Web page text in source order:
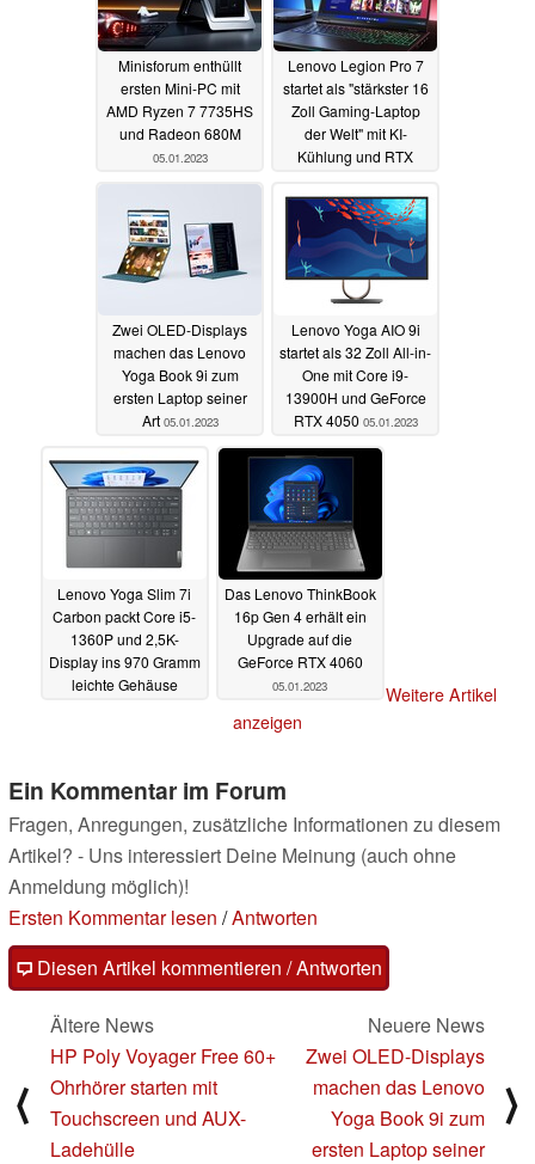
Minisforum enthüllt
ersten Mini-PC mit
AMD Ryzen 7 7735HS
und Radeon 680M
05.01.2023
Lenovo Legion Pro 7
startet als "stärkster 16
Zoll Gaming-Laptop
der Welt" mit KI-
Kühlung und RTX
Zwei OLED-Displays
machen das Lenovo
Yoga Book 9i zum
ersten Laptop seiner
Art 05.01.2023
Lenovo Yoga AIO 9i
startet als 32 Zoll All-in-
One mit Core i9-
13900H und GeForce
RTX 4050 05.01.2023
Lenovo Yoga Slim 7i
Carbon packt Core i5-
1360P und 2,5K-
Display ins 970 Gramm
leichte Gehäuse
Das Lenovo ThinkBook
16p Gen 4 erhält ein
Upgrade auf die
GeForce RTX 4060
05.01.2023
Weitere Artikel
anzeigen
Ein Kommentar im Forum
Fragen, Anregungen, zusätzliche Informationen zu diesem
Artikel? - Uns interessiert Deine Meinung (auch ohne
Anmeldung möglich)!
Ersten Kommentar lesen /Antworten
Diesen Artikel kommentieren / Antworten
⟨
Ältere News
HP Poly Voyager Free 60+
Ohrhörer starten mit
Touchscreen und AUX-
Ladehülle
Neuere News
Zwei OLED-Displays
machen das Lenovo
Yoga Book 9i zum
ersten Laptop seiner
⟩